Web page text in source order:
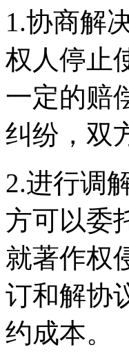
1.协商解
权人停止
一定的赔
纠纷，双
2.进行调
方可以委
就著作权
订和解协
约成本。